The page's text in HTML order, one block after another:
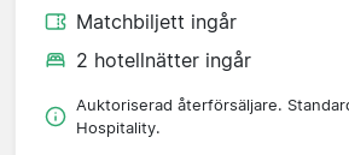
Matchbiljett ingår
2 hotellnätter ingår
Auktoriserad återförsäljare.
Hospitality.